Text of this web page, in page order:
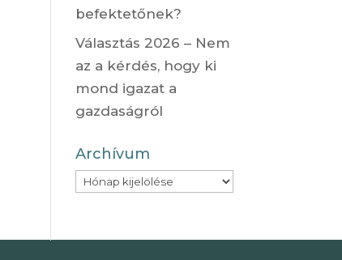
befektetőnek?
Választás 2026 – Nem
az a kérdés, hogy ki
mond igazat a
gazdaságról
Archívum
Archívum